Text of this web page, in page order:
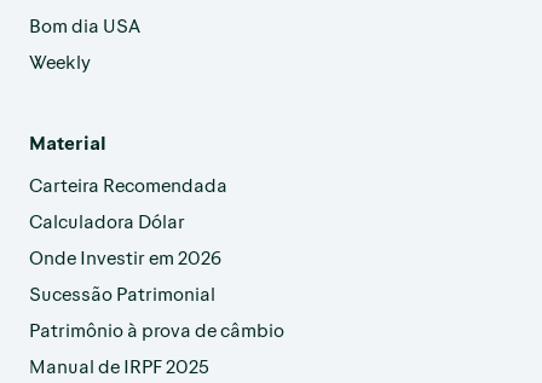
Bom dia USA
Weekly
Material
Carteira Recomendada
Calculadora Dólar
Onde Investir em 2026
Sucessão Patrimonial
Patrimônio à prova de câmbio
Manual de IRPF 2025